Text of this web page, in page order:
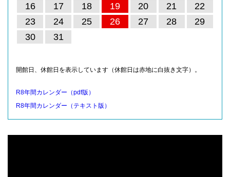
16
17 18 19 20 21
22
23
24 25 26 27 28
29
30
31
開館日、休館日を表示しています（休館日は赤地に白抜き文字）。
R8年間カレンダー（pdf版）
R8年間カレンダー（テキスト版）